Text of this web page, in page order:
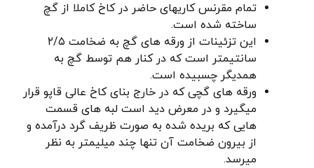
تمام مقرنس کاریهای حاضر در کاخ کاملا از گچ
ساخته شده است.
این تزئینات از ورقه های گچ به ضخامت ۲/۵
سانتیمتر است که در کنار هم توسط گچ به
همدیگر چسبیده است.
ورقه های گچی که در خارج بنای کاخ عالی قاپو قرار
میگیرد و در معرض دید است لبه های قسمت
هایی که بریده شده به صورت ظریف گرد درآمده و
از بیرون ضخامت آن تنها چند میلیمتر به نظر
میرسد.